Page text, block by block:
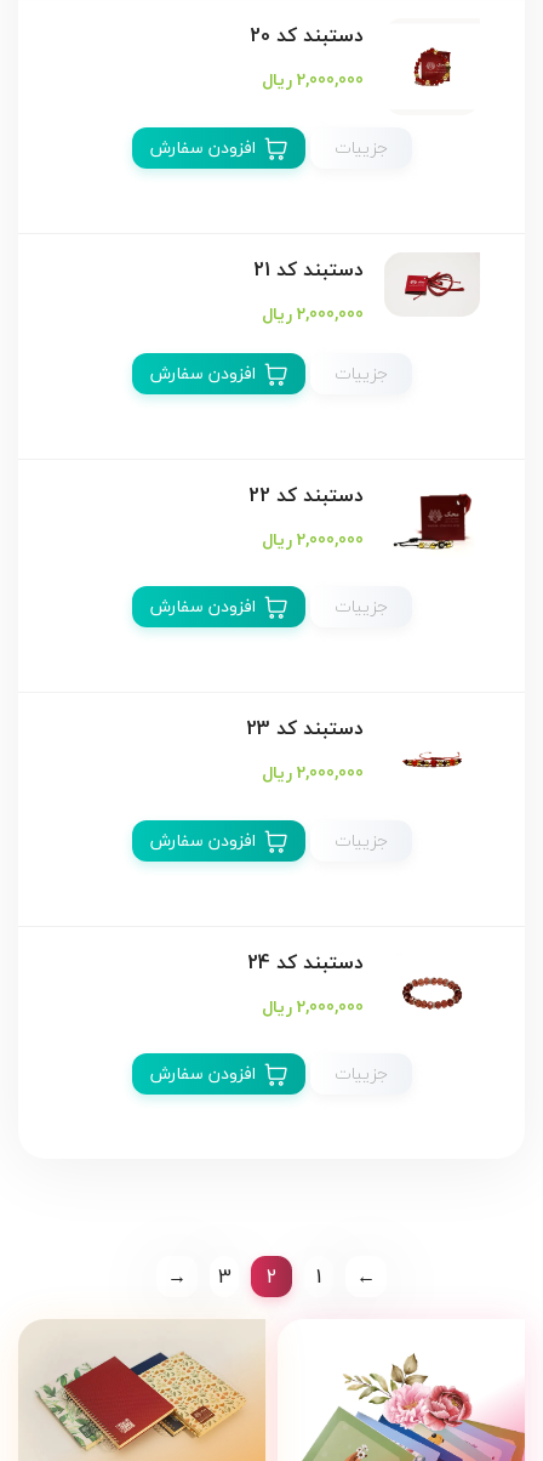
دستبند كد 20
2,000,000 ریال
جزییات افزودن سفارش
دستبند كد 21
2,000,000 ریال
جزییات
افزودن سفارش
دستبند كد 22
2,000,000 ریال
جزییات افزودن سفارش
دستبند كد 23
2,000,000 ریال
جزییات افزودن سفارش
دستبند كد 24
2,000,000 ریال
جزییات افزودن سفارش
←
1
2
3
→